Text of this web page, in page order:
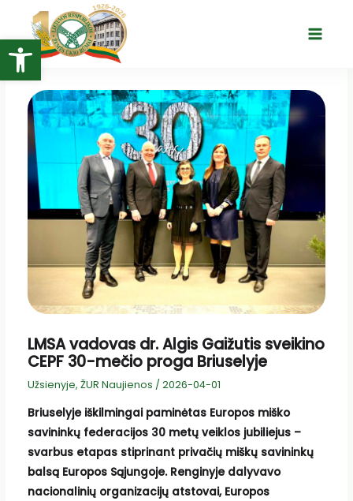
Open toolbar
turinio
Main
LMSA vadovas dr. Algis Gaižutis sveikino
CEPF 30-mečio proga Briuselyje
Užsienyje, ŽUR Naujienos / 2026-04-01
Briuselyje iškilmingai paminėtas Europos miško
savininkų federacijos 30 metų veiklos jubiliejus –
svarbus etapas stiprinant privačių miškų savininkų
balsą Europos Sąjungoje. Renginyje dalyvavo
nacionalinių organizacijų atstovai, Europos